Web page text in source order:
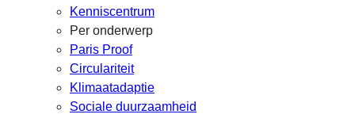
Kenniscentrum
Per onderwerp
Paris Proof
Circulariteit
Klimaatadaptie
Sociale duurzaamheid